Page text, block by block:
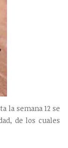
la semana 12 se
de los cuales